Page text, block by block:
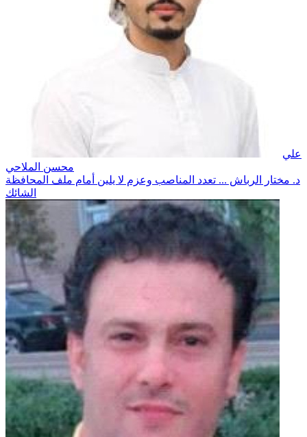
علي
محسن الملاحي
د. مختار الرباش ... تعدد المناصب وعزم لا يلين أمام ملف المحافظة
الشائك